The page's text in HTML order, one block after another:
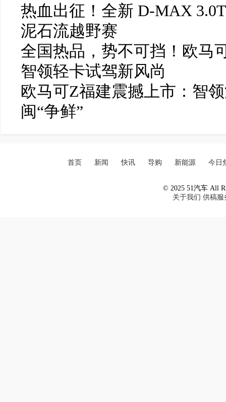
热血出征！全新 D-MAX
泥石流越野赛
全国热品，势不可挡！欧马
智领轻卡试驾新风尚
欧马可Z福建震撼上市：智
闽“争鲜”
首页 新闻 快讯 导购 新能源 今日
© 2025 51汽车 All
关于我们 供稿服